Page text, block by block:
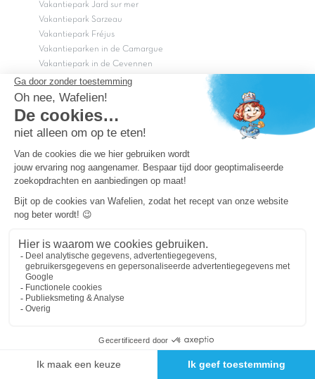
Vakantiepark Jard sur mer
Vakantiepark Sarzeau
Vakantiepark Fréjus
Vakantieparken in de Camargue
Vakantiepark in de Cevennen
Campings aan zee
Campings aan zee Côte d'Azur
Campings aan zee Zuid-Frankrijk
Camping aan een meer
Campings aan de Duitse grens
Campings op de Veluwe
Campings in het Noorden van Nederland
Campings in het Zuiden van Nederland
Copyright Capfun 2026 ©
Veelgestelde vragen
Dutchbox Vakantiepark
Superdeals
Capfun in de media
Carabouille.nl
Wettelijke bepalingen
Persvragen? mail
persvragen@capfun.com